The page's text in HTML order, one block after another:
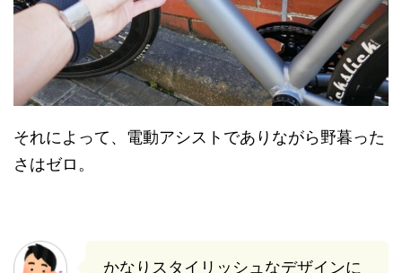
それによって、電動アシストでありながら野暮った
さはゼロ。
かなりスタイリッシュなデザインに